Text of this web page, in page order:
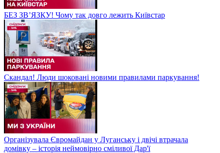
БЕЗ ЗВʼЯЗКУ! Чому так довго лежить Київстар
Скандал! Люди шоковані новими правилами паркування!
Організувала Євромайдан у Луганську і двічі втрачала
домівку – історія неймовірно сміливої Дар'ї